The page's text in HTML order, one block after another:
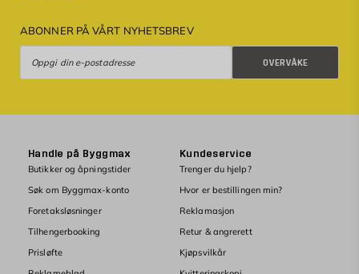
ABONNER PÅ VÅRT NYHETSBREV
OVERVÅKE
Handle på Byggmax
Butikker og åpningstider
Søk om Byggmax-konto
Foretaksløsninger
Tilhengerbooking
Prisløfte
Kundeservice
Trenger du hjelp?
Hvor er bestillingen min?
Reklamasjon
Retur & angrerett
Kjøpsvilkår